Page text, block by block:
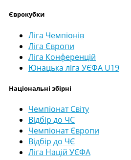
Єврокубки
Ліга Чемпіонів
Ліга Європи
Ліга Конференцій
Юнацька ліга УЄФА U19
Національні збірні
Чемпіонат Світу
Відбір до ЧС
Чемпіонат Європи
Відбір до ЧЄ
Ліга Націй УЄФА